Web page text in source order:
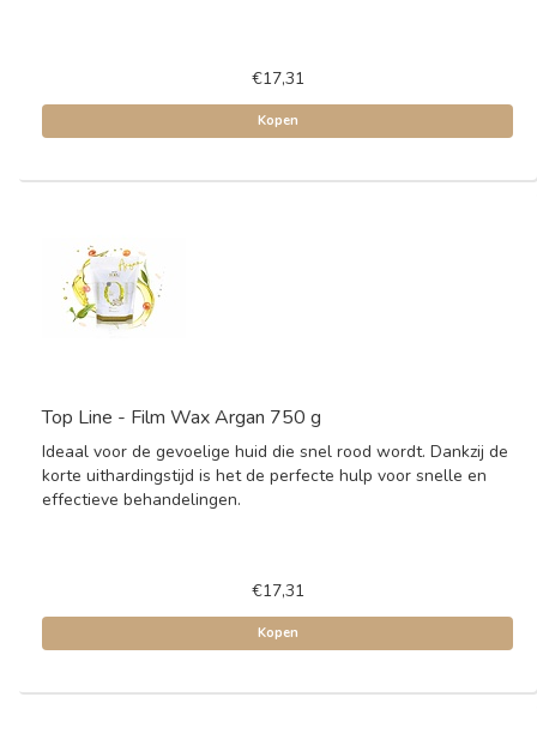
€17,31
Kopen
Top Line - Film Wax Argan 750 g
Ideaal voor de gevoelige huid die snel rood wordt. Dankzij de
korte uithardingstijd is het de perfecte hulp voor snelle en
effectieve behandelingen.
€17,31
Kopen